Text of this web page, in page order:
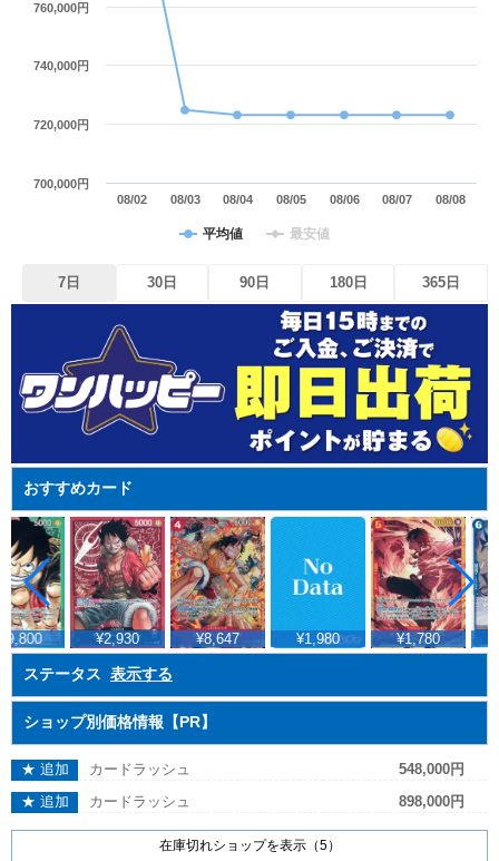
平均値 最安値
08/02 08/03 08/04 08/05 08/06 08/07 08/08
700,000円
720,000円
740,000円
760,000円
7日 30日 90日 180日 365日
おすすめカード
¥2,930 ¥8,647 ¥1,980 ¥1,780
ステータス 表示する
ショップ別価格情報【PR】
★ 追加 カードラッシュ
548,000円
★ 追加
カードラッシュ 898,000円
在庫切れショップを表示（5）